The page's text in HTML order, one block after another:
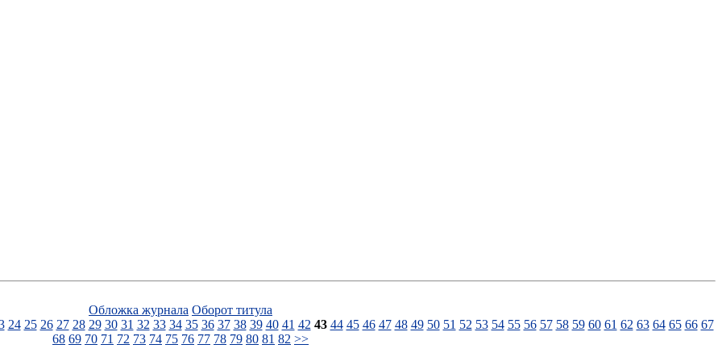
Обложка журнала Оборот титула
24 25 26 27 28 29 30 31 32 33 34 35 36 37 38 39 40 41 42 43 44 45 46 47 48 49 50 51 52 53 54 55 56 57 58 59 60 61 62 63 64 65 66 67
68 69 70 71 72 73 74 75 76 77 78 79 80 81 82 >>